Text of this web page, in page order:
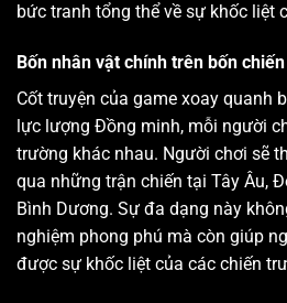
bức tranh tổng thể về sự khốc liệt
Bốn nhân vật chính trên bốn
Cốt truyện của game xoay quanh
lực lượng Đồng minh, mỗi người
trường khác nhau. Người chơi sẽ
qua những trận chiến tại Tây Âu,
Bình Dương. Sự đa dạng này
nghiệm phong phú mà còn giúp
được sự khốc liệt của các chiến